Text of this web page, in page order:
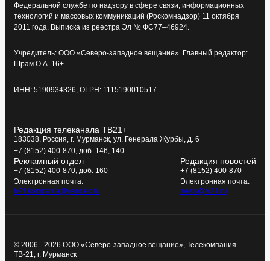
Федеральной службе по надзору в сфере связи, информационных
технологий и массовых коммуникаций (Роскомнадзор) 11 октября
2011 года. Выписка из реестра Эл № ФС77–46924.
Учредитель: ООО «Северо-западное вещание». Главный редактор:
Шрам О.А. 16+
ИНН: 5190934326, ОГРН: 1115190010517
Редакция телеканала ТВ21+
183038, Россия, г. Мурманск, ул. Генерала Журбы, д. 6
+7 (8152) 400-870, доб. 146, 140
Рекламный отдел
+7 (8152) 400-870, доб. 160
Электронная почта:
tv21kompania@yandex.ru
Редакция новостей
+7 (8152) 400-870
Электронная почта:
news@tv21.ru
© 2006 - 2026 ООО «Северо-западное вещание», Телекомпания
ТВ-21, г. Мурманск